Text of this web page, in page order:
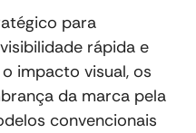
para
rápida e
impacto visual, os
da marca pela
convencionais